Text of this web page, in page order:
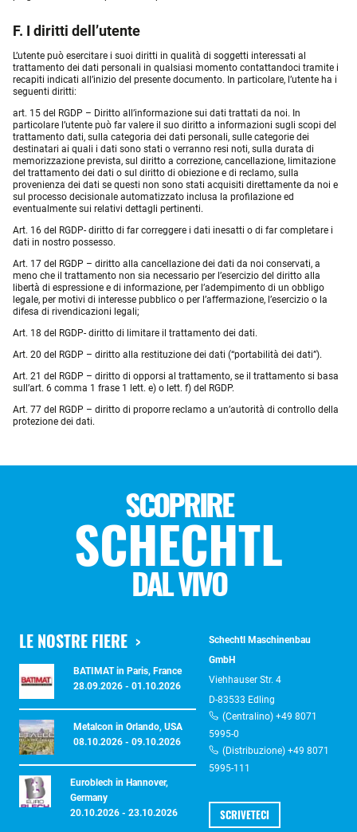
F. I diritti dell’utente
L’utente può esercitare i suoi diritti in qualità di soggetti interessati al
trattamento dei dati personali in qualsiasi momento contattandoci tramite i
recapiti indicati all’inizio del presente documento. In particolare, l’utente ha i
seguenti diritti:
art. 15 del RGDP – Diritto all’informazione sui dati trattati da noi. In
particolare l’utente può far valere il suo diritto a informazioni sugli scopi del
trattamento dati, sulla categoria dei dati personali, sulle categorie dei
destinatari ai quali i dati sono stati o verranno resi noti, sulla durata di
memorizzazione prevista, sul diritto a correzione, cancellazione, limitazione
del trattamento dei dati o sul diritto di obiezione e di reclamo, sulla
provenienza dei dati se questi non sono stati acquisiti direttamente da noi e
sul processo decisionale automatizzato inclusa la profilazione ed
eventualmente sui relativi dettagli pertinenti.
Art. 16 del RGDP- diritto di far correggere i dati inesatti o di far completare i
dati in nostro possesso.
Art. 17 del RGDP – diritto alla cancellazione dei dati da noi conservati, a
meno che il trattamento non sia necessario per l’esercizio del diritto alla
libertà di espressione e di informazione, per l’adempimento di un obbligo
legale, per motivi di interesse pubblico o per l’affermazione, l’esercizio o la
difesa di rivendicazioni legali;
Art. 18 del RGDP- diritto di limitare il trattamento dei dati.
Art. 20 del RGDP – diritto alla restituzione dei dati (“portabilità dei dati”).
Art. 21 del RGDP – diritto di opporsi al trattamento, se il trattamento si basa
sull’art. 6 comma 1 frase 1 lett. e) o lett. f) del RGDP.
Art. 77 del RGDP – diritto di proporre reclamo a un’autorità di controllo della
protezione dei dati.
SCOPRIRE
SCHECHTL
DAL VIVO
LE NOSTRE FIERE
BATIMAT in Paris, France
28.09.2026 - 01.10.2026
Metalcon in Orlando, USA
08.10.2026 - 09.10.2026
Euroblech in Hannover,
Germany
20.10.2026 - 23.10.2026
Schechtl Maschinenbau
GmbH
Viehhauser Str. 4
D-83533 Edling
(Centralino) +49 8071
5995-0
(Distribuzione) +49 8071
5995-111
SCRIVETECI